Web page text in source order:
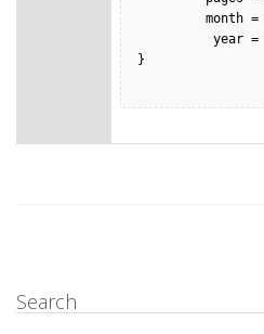
}
Search